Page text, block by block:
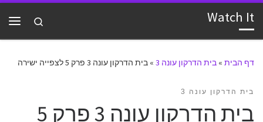
דלג לתוכן Watch It
Search
דף הבית » בית הדרקון עונה 3 » בית הדרקון עונה 3 פרק 5 לצפייה ישירה
בית הדרקון עונה 3
בית הדרקון עונה 3 פרק 5